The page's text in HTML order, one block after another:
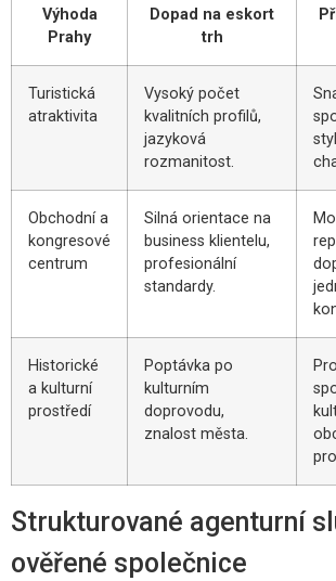
Výhoda
Prahy
Dopad na eskort
trh
Turistická
atraktivita
Vysoký počet
kvalitních profilů,
jazyková
rozmanitost.
Obchodní a
kongresové
centrum
Silná orientace na
business klientelu,
profesionální
standardy.
Historické
a kulturní
prostředí
Poptávka po
kulturním
doprovodu,
znalost města.
Strukturované agenturní
ověřené společnice